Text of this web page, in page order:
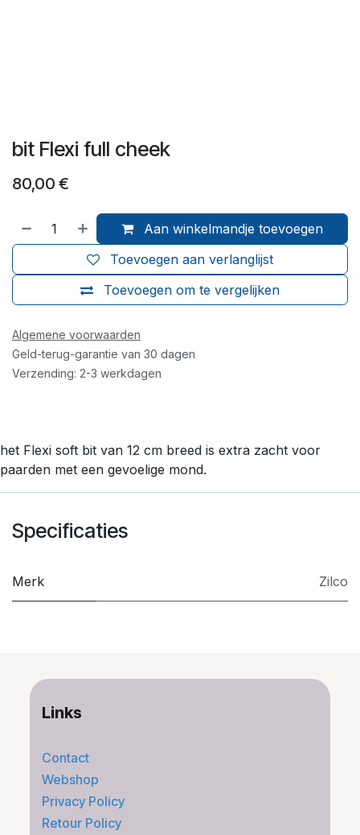
bit Flexi full cheek
80,00 €
Aan winkelmandje toevoegen
Toevoegen om te vergelijken
Toevoegen aan verlanglijst
Algemene voorwaarden
Geld-terug-garantie van 30 dagen
Verzending: 2-3 werkdagen
het Flexi soft bit van 12 cm breed is extra zacht voor
paarden met een gevoelige mond.
Specificaties
Merk Zilco
Links
Contact
Webshop
Privacy Policy
Retour Policy